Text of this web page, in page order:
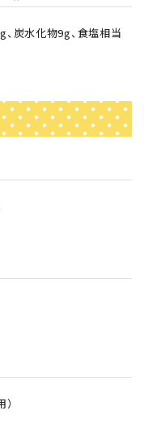
、炭水化物9g、食塩相当